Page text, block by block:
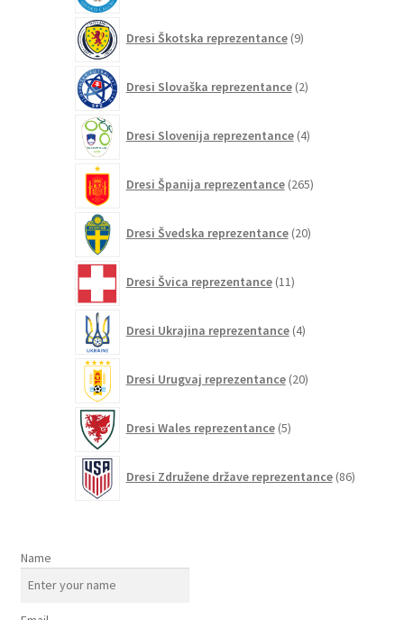
Dresi Škotska reprezentance 9izdelkov
Dresi Slovaška reprezentance 2izdelka
Dresi Slovenija reprezentance 4izdelki
Dresi Španija reprezentance 265izdelkov
Dresi Švedska reprezentance 20izdelkov
Dresi Švica reprezentance 11izdelkov
Dresi Ukrajina reprezentance 4izdelki
Dresi Urugvaj reprezentance 20izdelkov
Dresi Wales reprezentance 5izdelkov
Dresi Združene države reprezentance 86izdelkov
Name